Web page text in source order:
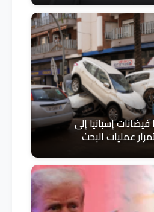
إسبانيا إلى